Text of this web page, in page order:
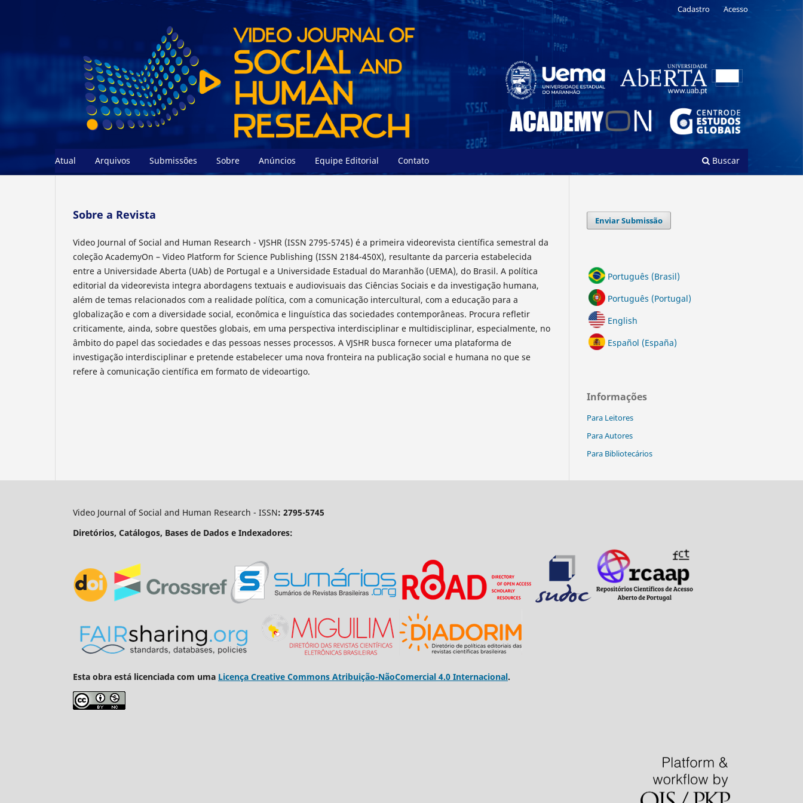
Atual Arquivos Submissões Sobre Anúncios Equipe Editorial Contato Buscar
Cadastro Acesso
Sobre a Revista
Video Journal of Social and Human Research - VJSHR (ISSN 2795-5745) é a primeira videorevista científica semestral da
coleção AcademyOn – Video Platform for Science Publishing (ISSN 2184-450X), resultante da parceria estabelecida
entre a Universidade Aberta (UAb) de Portugal e a Universidade Estadual do Maranhão (UEMA), do Brasil. A política
editorial da videorevista integra abordagens textuais e audiovisuais das Ciências Sociais e da investigação humana,
além de temas relacionados com a realidade política, com a comunicação intercultural, com a educação para a
globalização e com a diversidade social, econômica e linguística das sociedades contemporâneas. Procura refletir
criticamente, ainda, sobre questões globais, em uma perspectiva interdisciplinar e multidisciplinar, especialmente, no
âmbito do papel das sociedades e das pessoas nesses processos. A VJSHR busca fornecer uma plataforma de
investigação interdisciplinar e pretende estabelecer uma nova fronteira na publicação social e humana no que se
refere à comunicação científica em formato de videoartigo.
Enviar Submissão
Português (Brasil)
Português (Portugal)
English
Español (España)
Informações
Para Leitores
Para Autores
Para Bibliotecários
Video Journal of Social and Human Research - ISSN: 2795-5745
Diretórios, Catálogos, Bases de Dados e Indexadores:
Esta obra está licenciada com uma Licença Creative Commons Atribuição-NãoComercial 4.0 Internacional.